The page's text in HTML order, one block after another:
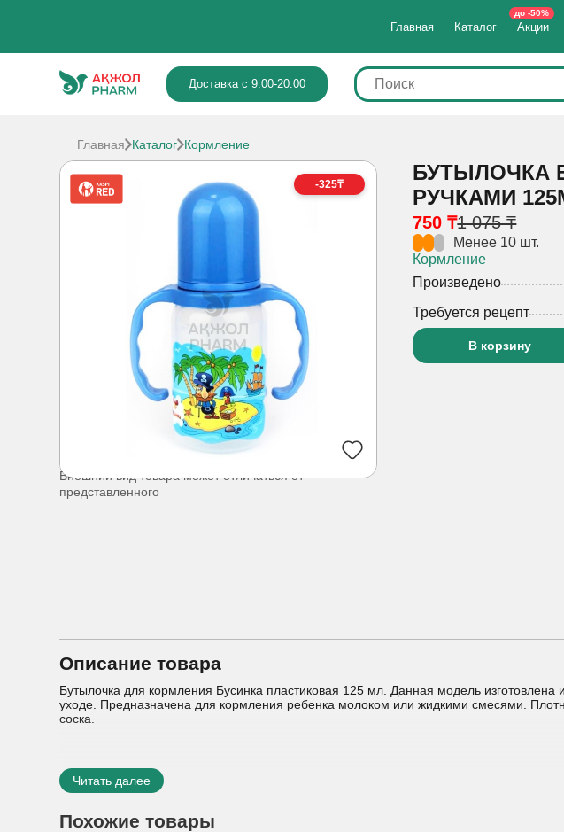
Главная Каталог Акции
до -50%
Доставка с 9:00-20:00
Главная Каталог Кормление
-325₸
Внешний вид товара может отличаться от
представленного
БУТЫЛОЧКА
РУЧКАМИ
750 ₸1 075 ₸
Менее 10 шт.
Кормление
Произведено
Требуется рецепт
В корзину
Описание товара
Бутылочка для кормления Бусинка пластиковая 125 мл. Данная модель
уходе. Предназначена для кормления ребенка молоком или жидкими смесями.
соска.
Читать далее
Похожие товары